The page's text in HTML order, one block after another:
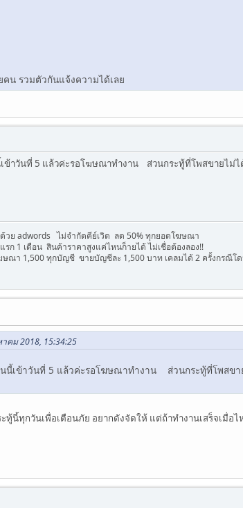
น รวมตัวกันแจ้งความได้เลย
าวันที่ 5 แล้วค่ะรอโฆษณาทำงาน ส่วนกระทู้ที่โพสขายไม่
วย adwords ไม่จำกัดคีย์เวิด ลด 50% ทุกยอดโฆษณา
ก 1 เดือน สินค้าราคาสูงแค่ไหนก็ายได้ ไม่เชื่อต้องลอง!!
ษณา 1,500 ทุกบัญชี ขายบัญชีละ 1,500 บาท เคลมได้ 2 ครั้งกรณีโ
คม 2018, 15:34:25
นี้เข้าวันที่ 5 แล้วค่ะรอโฆษณาทำงาน ส่วนกระทู้ที่โพสข
ทู้นี้ทุกวันเพื่อเตือนภัย อยากดังจัดให้ แต่ถ้าทำงานเสร็จเมื่อ